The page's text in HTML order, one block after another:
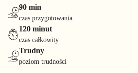
90 min
czas przygotowania
120 minut
czas całkowity
Trudny
poziom trudności